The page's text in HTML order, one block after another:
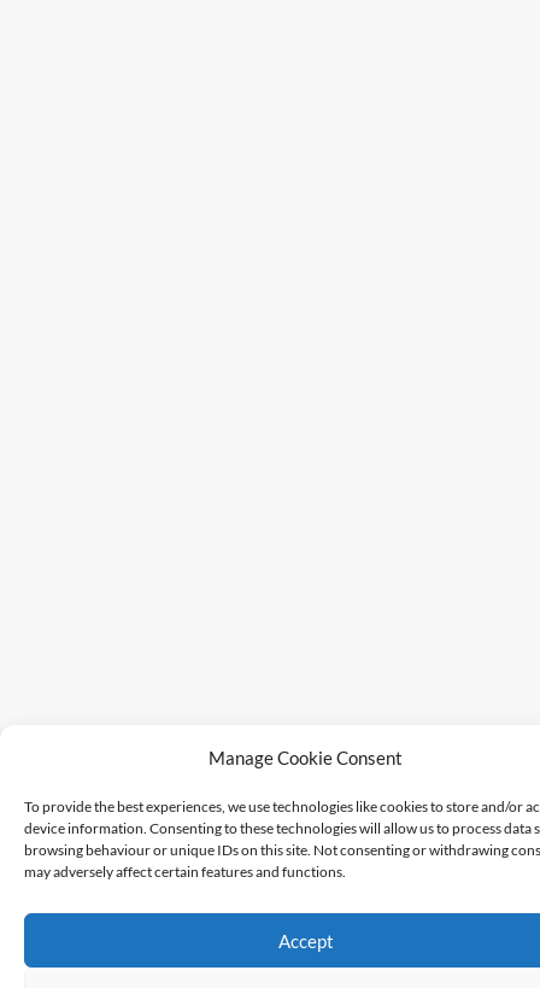
Manage Cookie Consent
To provide the best experiences, we use technologies like cookies to store and/or
device information. Consenting to these technologies will allow us to process data
browsing behaviour or unique IDs on this site. Not consenting or withdrawing
may adversely affect certain features and functions.
Accept